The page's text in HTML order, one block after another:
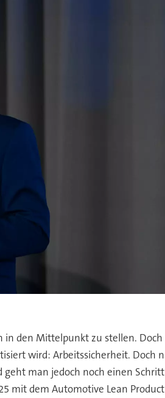
den Mittelpunkt zu stellen.
wird: Arbeitssicherheit. Doch
man jedoch noch einen
mit dem Automotive Lean